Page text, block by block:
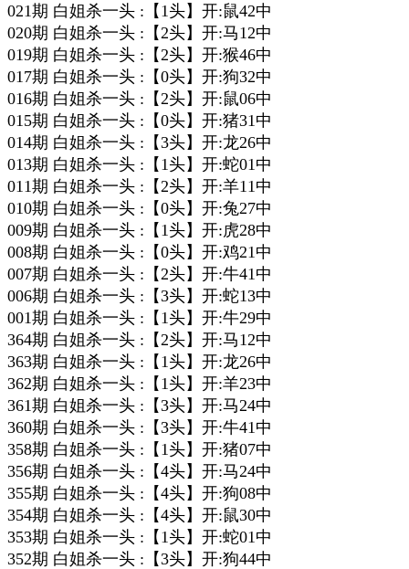
021期 白姐杀一头 :【1头】开:鼠42中
020期 白姐杀一头 :【2头】开:马12中
019期 白姐杀一头 :【2头】开:猴46中
017期 白姐杀一头 :【0头】开:狗32中
016期 白姐杀一头 :【2头】开:鼠06中
015期 白姐杀一头 :【0头】开:猪31中
014期 白姐杀一头 :【3头】开:龙26中
013期 白姐杀一头 :【1头】开:蛇01中
011期 白姐杀一头 :【2头】开:羊11中
010期 白姐杀一头 :【0头】开:兔27中
009期 白姐杀一头 :【1头】开:虎28中
008期 白姐杀一头 :【0头】开:鸡21中
007期 白姐杀一头 :【2头】开:牛41中
006期 白姐杀一头 :【3头】开:蛇13中
001期 白姐杀一头 :【1头】开:牛29中
364期 白姐杀一头 :【2头】开:马12中
363期 白姐杀一头 :【1头】开:龙26中
362期 白姐杀一头 :【1头】开:羊23中
361期 白姐杀一头 :【3头】开:马24中
360期 白姐杀一头 :【3头】开:牛41中
358期 白姐杀一头 :【1头】开:猪07中
356期 白姐杀一头 :【4头】开:马24中
355期 白姐杀一头 :【4头】开:狗08中
354期 白姐杀一头 :【4头】开:鼠30中
353期 白姐杀一头 :【1头】开:蛇01中
352期 白姐杀一头 :【3头】开:狗44中